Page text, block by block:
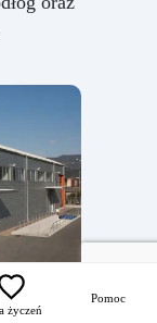
życzeń
Pomoc